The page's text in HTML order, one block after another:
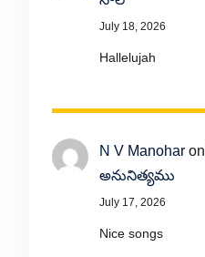
July 18, 2026
Hallelujah
N V Manoharon
అనునిత్యము
July 17, 2026
Nice songs